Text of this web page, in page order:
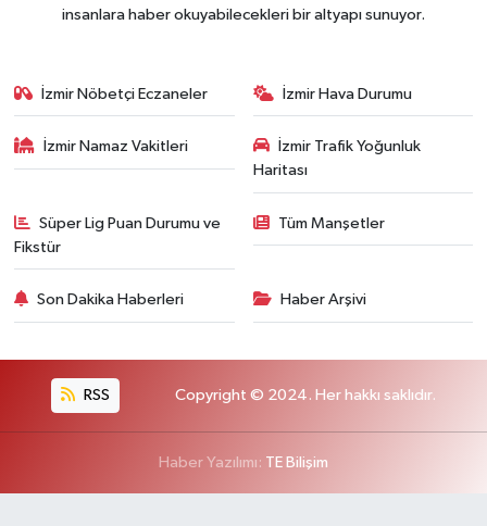
insanlara haber okuyabilecekleri bir altyapı sunuyor.
İzmir Nöbetçi Eczaneler İzmir Hava Durumu
İzmir Namaz Vakitleri
İzmir Trafik Yoğunluk
Haritası
Süper Lig Puan Durumu ve
Fikstür
Tüm Manşetler
Son Dakika Haberleri Haber Arşivi
RSS Copyright © 2024. Her hakkı saklıdır.
Haber Yazılımı: TE Bilişim